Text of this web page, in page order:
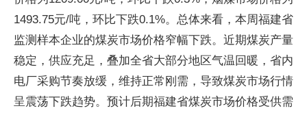
1493.75元/吨，环比下跌0.1%。总体来看，本周福建省
监测样本企业的煤炭市场价格窄幅下跌。近期煤炭产量
稳定，供应充足，叠加全省大部分地区气温回暖，省内
电厂采购节奏放缓，维持正常刚需，导致煤炭市场行情
呈震荡下跌趋势。预计后期福建省煤炭市场价格受供需